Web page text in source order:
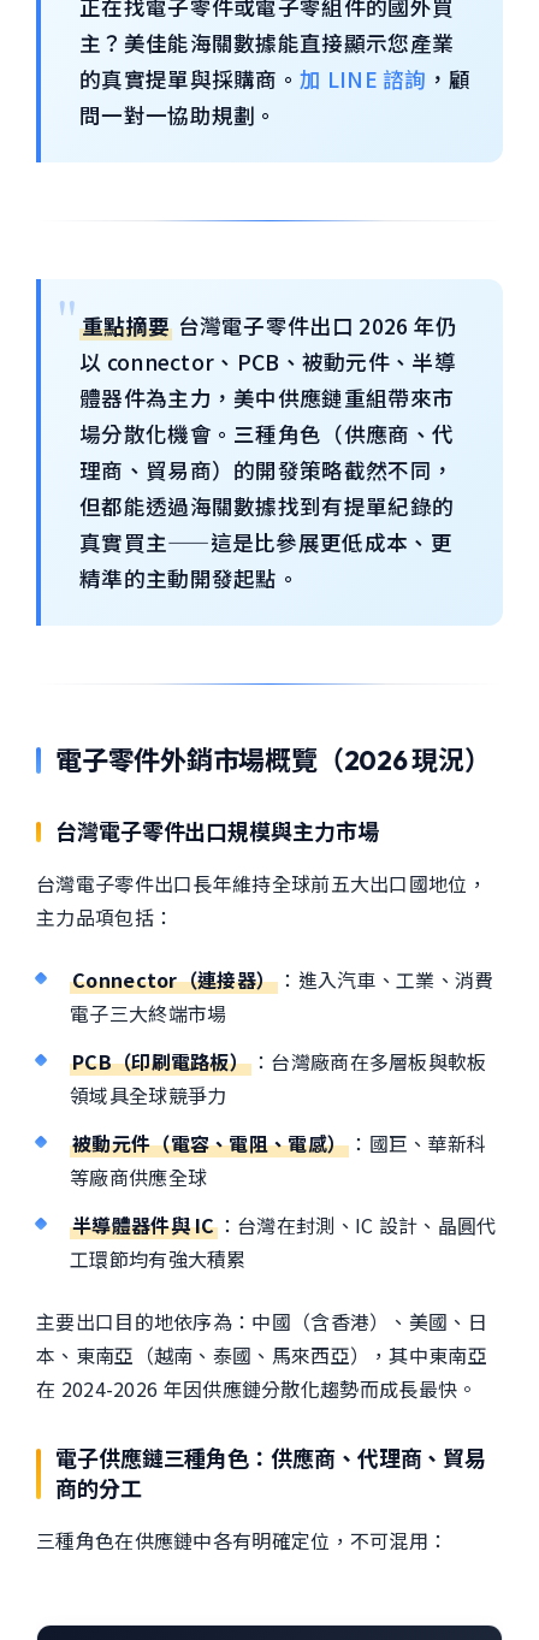
正在找電子零件或電子零組件的國外買
主？美佳能海關數據能直接顯示您產業
的真實提單與採購商。加 LINE 諮詢 ，顧
問一對一協助規劃。
重點摘要 台灣電子零件出口 2026 年仍
以 connector、PCB、被動元件、半導
體器件為主力，美中供應鏈重組帶來市
場分散化機會。三種角色（供應商、代
理商、貿易商）的開發策略截然不同，
但都能透過海關數據找到有提單紀錄的
真實買主——這是比參展更低成本、更
精準的主動開發起點。
電子零件外銷市場概覽（2026 現況）
台灣電子零件出口規模與主力市場
台灣電子零件出口長年維持全球前五大出口國地位，
主力品項包括：
Connector（連接器） ：進入汽車、工業、消費
電子三大終端市場
PCB（印刷電路板） ：台灣廠商在多層板與軟板
領域具全球競爭力
被動元件（電容、電阻、電感） ：國巨、華新科
等廠商供應全球
半導體器件與 IC：台灣在封測、IC 設計、晶圓代
工環節均有強大積累
主要出口目的地依序為：中國（含香港）、美國、日
本、東南亞（越南、泰國、馬來西亞），其中東南亞
在 2024-2026 年因供應鏈分散化趨勢而成長最快。
電子供應鏈三種角色：供應商、代理商、貿易
商的分工
三種角色在供應鏈中各有明確定位，不可混用：